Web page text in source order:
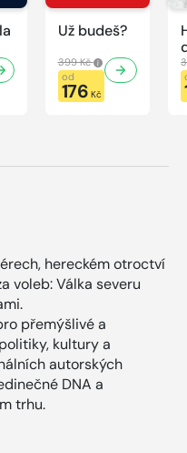
Už budeš?
399 Kč
od
176 Kč
hereckém otroctví
voleb: Válka severu
přemýšlivé a
kultury a
autorských
DNA a
trhu.